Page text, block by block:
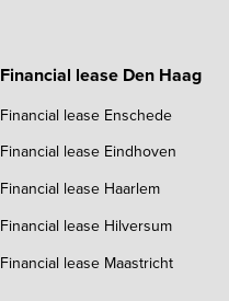
Financial lease Den Haag
Financial lease Enschede
Financial lease Eindhoven
Financial lease Haarlem
Financial lease Hilversum
Financial lease Maastricht